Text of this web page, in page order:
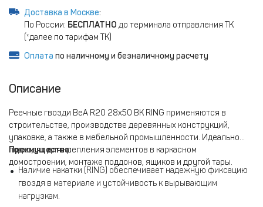
Доставка в Москве:
По России: БЕСПЛАТНО до терминала отправления ТК
(*далее по тарифам ТК)
Оплата по наличному и безналичному расчету
Описание
Реечные гвозди BeA R20 28x50 BK RING применяются в
строительстве, производстве деревянных конструкций,
упаковке, а также в мебельной промышленности. Идеально
подходят для крепления элементов в каркасном
домостроении, монтаже поддонов, ящиков и другой тары.
Преимущества:
Наличие накатки (RING) обеспечивает надежную фиксацию
гвоздя в материале и устойчивость к вырывающим
нагрузкам.